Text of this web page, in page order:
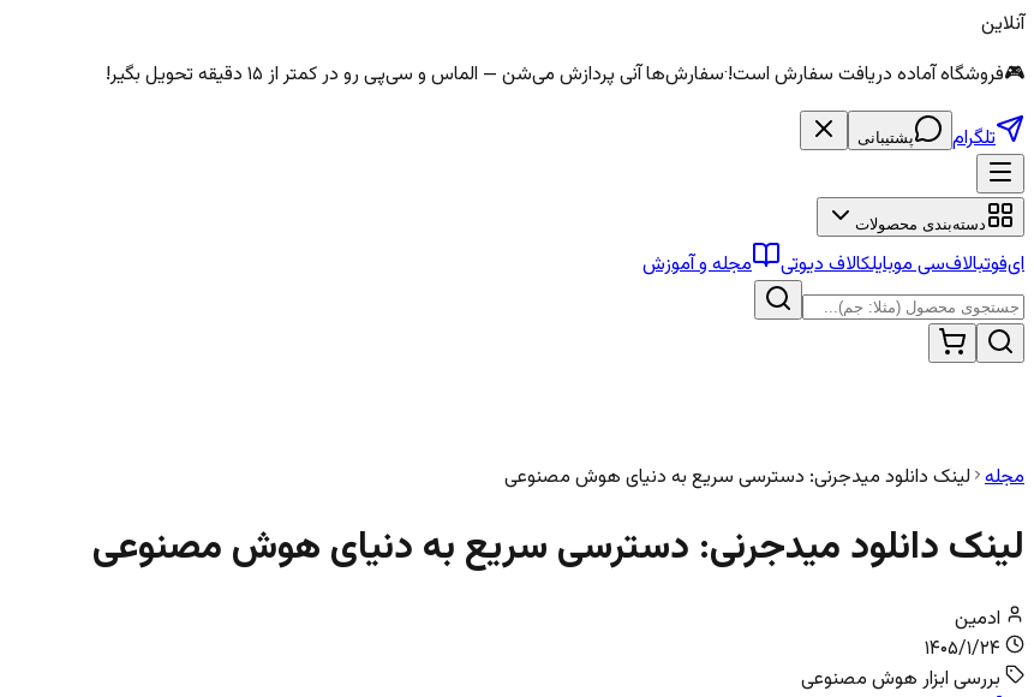
آنلاین
🎮فروشگاه آماده دریافت سفارش است!·سفارش‌ها آنی پردازش می‌شن — الماس و سی‌پی رو در کمتر از ۱۵ دقیقه تحویل بگیر!
تلگرام پشتیبانی
دسته‌بندی محصولات
ای‌فوتبالاف‌سی موبایلکالاف دیوتی مجله و آموزش
مجله لینک دانلود میدجرنی: دسترسی سریع به دنیای هوش مصنوعی
لینک دانلود میدجرنی: دسترسی سریع به دنیای هوش مصنوعی
ادمین
۱۴۰۵/۱/۲۴
بررسی ابزار هوش مصنوعی